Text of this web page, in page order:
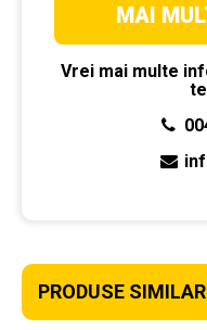
MAI
Vrei mai multe
PRODUSE